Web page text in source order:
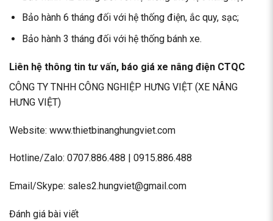
Bảo hành 6 tháng đối với hệ thống điện, ắc quy, sạc;
Bảo hành 3 tháng đối với hệ thống bánh xe.
Liên hệ thông tin tư vấn, báo giá xe nâng điện CTQC
CÔNG TY TNHH CÔNG NGHIỆP HƯNG VIỆT (XE NÂNG
HƯNG VIỆT)
Website: www.thietbinanghungviet.com
Hotline/Zalo: 0707.886.488 | 0915.886.488
Email/Skype: sales2.hungviet@gmail.com
Đánh giá bài viết